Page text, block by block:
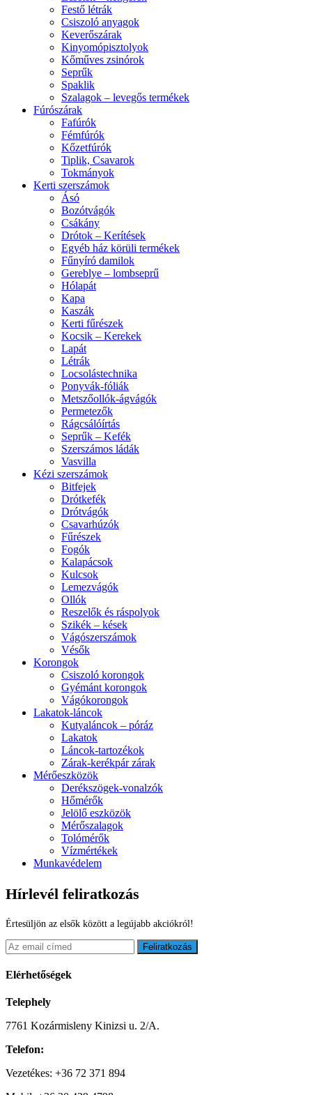
Festő létrák
Csiszoló anyagok
Keverőszárak
Kinyomópisztolyok
Kőműves zsinórok
Seprűk
Spaklik
Szalagok – levegős termékek
Fúrószárak
Fafúrók
Fémfúrók
Kőzetfúrók
Tiplik, Csavarok
Tokmányok
Kerti szerszámok
Ásó
Bozótvágók
Csákány
Drótok – Kerítések
Egyéb ház körüli termékek
Fűnyíró damilok
Gereblye – lombseprű
Hólapát
Kapa
Kaszák
Kerti fűrészek
Kocsik – Kerekek
Lapát
Létrák
Locsolástechnika
Ponyvák-fóliák
Metszőollók-ágvágók
Permetezők
Rágcsálóírtás
Seprűk – Kefék
Szerszámos ládák
Vasvilla
Kézi szerszámok
Bitfejek
Drótkefék
Drótvágók
Csavarhúzók
Fűrészek
Fogók
Kalapácsok
Kulcsok
Lemezvágók
Ollók
Reszelők és ráspolyok
Szikék – kések
Vágószerszámok
Vésők
Korongok
Csiszoló korongok
Gyémánt korongok
Vágókorongok
Lakatok-láncok
Kutyaláncok – póráz
Lakatok
Láncok-tartozékok
Zárak-kerékpár zárak
Mérőeszközök
Derékszögek-vonalzók
Hőmérők
Jelölő eszközök
Mérőszalagok
Tolómérők
Vízmértékek
Munkavédelem
Hírlevél feliratkozás
Értesüljön az elsők között a legújabb akciókról!
Feliratkozás
Elérhetőségek
Telephely
7761 Kozármisleny Kinizsi u. 2/A.
Telefon:
Vezetékes: +36 72 371 894